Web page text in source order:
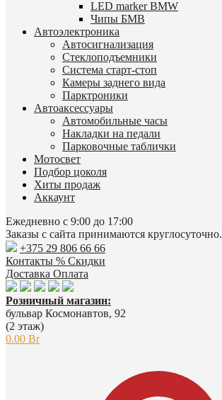
LED marker BMW
Чипы БМВ
Автоэлектроника
Автосигнализация
Стеклоподъемники
Система старт-стоп
Камеры заднего вида
Парктроники
Автоаксессуары
Автомобильные часы
Накладки на педали
Парковочные таблички
Мотосвет
Подбор цоколя
Хиты продаж
Аккаунт
Ежедневно с 9:00 до 17:00
Заказы с сайта принимаются круглосуточно.
+375 29 806 66 66
Контакты % Скидки
Доставка Оплата
Розничный магазин:
бульвар Космонавтов, 92
(2 этаж)
0.00 Br